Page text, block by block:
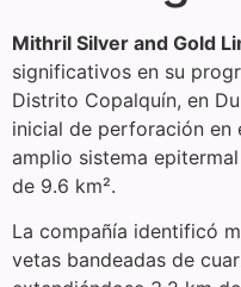
Mithril Silver and Gold
significativos en su
Distrito Copalquín, en
inicial de perforación
amplio sistema
de 9.6 km².
La compañía identificó
vetas bandeadas de